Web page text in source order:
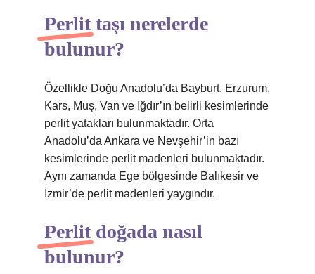
Perlit taşı nerelerde
bulunur?
Özellikle Doğu Anadolu’da Bayburt, Erzurum,
Kars, Muş, Van ve Iğdır’ın belirli kesimlerinde
perlit yatakları bulunmaktadır. Orta
Anadolu’da Ankara ve Nevşehir’in bazı
kesimlerinde perlit madenleri bulunmaktadır.
Aynı zamanda Ege bölgesinde Balıkesir ve
İzmir’de perlit madenleri yaygındır.
Perlit doğada nasıl
bulunur?